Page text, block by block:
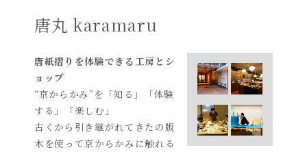
唐丸 karamaru
唐紙摺りを体験できる工房とシ
ョップ
“京からかみ”を「知る」「体験
する」「楽しむ」
古くから引き継がれてきたの版
木を使って京からかみに触れる